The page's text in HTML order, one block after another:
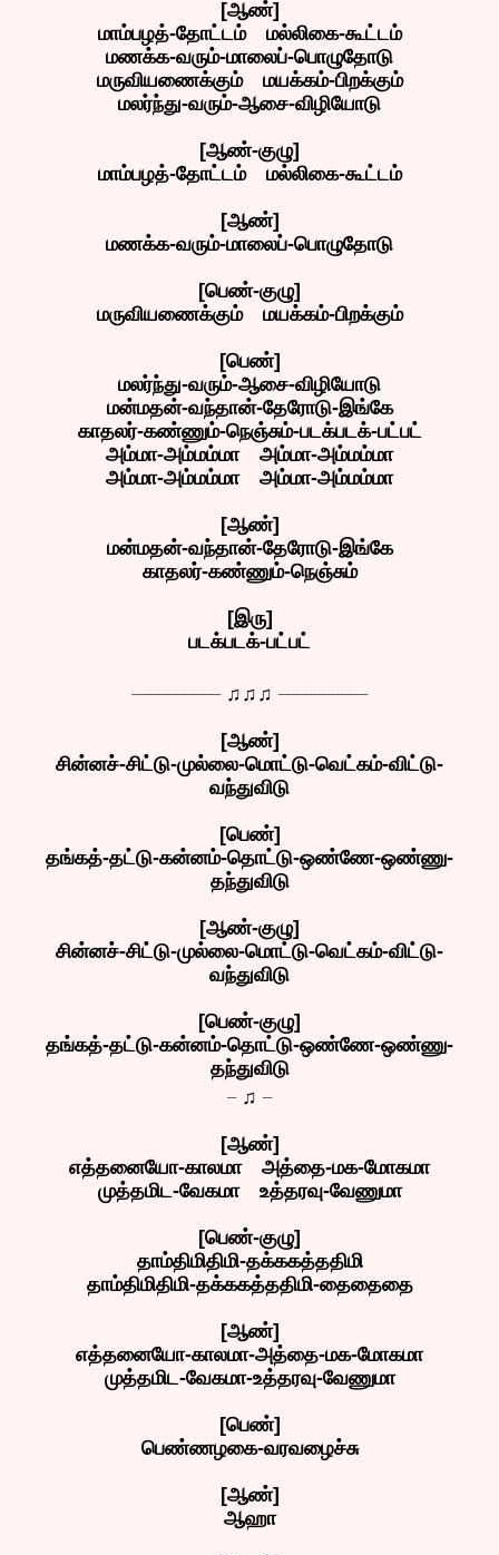
[ஆண்]
மாம்பழத்-தோட்டம் மல்லிகை-கூட்டம்
மணக்க-வரும்-மாலைப்-பொழுதோடு
மருவியணைக்கும் மயக்கம்-பிறக்கும்
மலர்ந்து-வரும்-ஆசை-விழியோடு
[ஆண்-குழு]
மாம்பழத்-தோட்டம் மல்லிகை-கூட்டம்
[ஆண்]
மணக்க-வரும்-மாலைப்-பொழுதோடு
[பெண்-குழு]
மருவியணைக்கும் மயக்கம்-பிறக்கும்
[பெண்]
மலர்ந்து-வரும்-ஆசை-விழியோடு
மன்மதன்-வந்தான்-தேரோடு-இங்கே
காதலர்-கண்ணும்-நெஞ்சும்-படக்படக்-பட்பட்
அம்மா-அம்மம்மா அம்மா-அம்மம்மா
அம்மா-அம்மம்மா அம்மா-அம்மம்மா
[ஆண்]
மன்மதன்-வந்தான்-தேரோடு-இங்கே
காதலர்-கண்ணும்-நெஞ்சும்
[இரு]
படக்படக்-பட்பட்
♫♫♫
[ஆண்]
சின்னச்-சிட்டு-முல்லை-மொட்டு-வெட்கம்-விட்டு-
வந்துவிடு
[பெண்]
தங்கத்-தட்டு-கன்னம்-தொட்டு-ஒண்ணே-ஒண்ணு-
தந்துவிடு
[ஆண்-குழு]
சின்னச்-சிட்டு-முல்லை-மொட்டு-வெட்கம்-விட்டு-
வந்துவிடு
[பெண்-குழு]
தங்கத்-தட்டு-கன்னம்-தொட்டு-ஒண்ணே-ஒண்ணு-
தந்துவிடு
♫
[ஆண்]
எத்தனையோ-காலமா அத்தை-மக-மோகமா
முத்தமிட-வேகமா உத்தரவு-வேணுமா
[பெண்-குழு]
தாம்திமிதிமி-தக்ககத்ததிமி
தாம்திமிதிமி-தக்ககத்ததிமி-தைதைதை
[ஆண்]
எத்தனையோ-காலமா-அத்தை-மக-மோகமா
முத்தமிட-வேகமா-உத்தரவு-வேணுமா
[பெண்]
பெண்ணழகை-வரவழைச்சு
[ஆண்]
ஆஹா